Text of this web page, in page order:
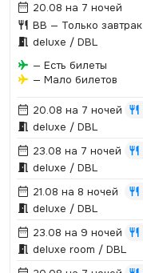
20.08 на 7 ночей
BB — Только завтрак
deluxe / DBL
— Есть билеты
— Мало билетов
20.08 на 7 ночей
deluxe / DBL
23.08 на 7 ночей
deluxe / DBL
21.08 на 8 ночей
deluxe / DBL
23.08 на 9 ночей
deluxe room / DBL